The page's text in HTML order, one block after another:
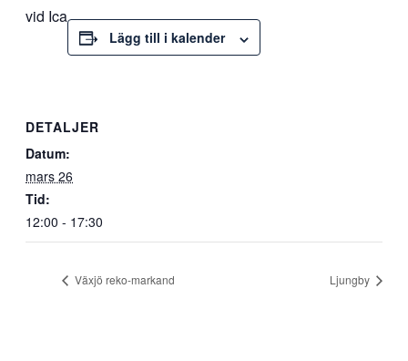
vid Ica
Lägg till i kalender
DETALJER
Datum:
mars 26
Tid:
12:00 - 17:30
Växjö reko-markand Ljungby